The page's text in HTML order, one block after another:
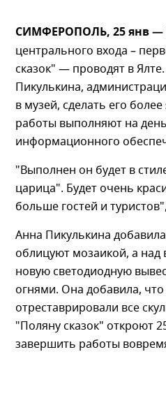
СИМФЕРОПОЛЬ, 25 янв —
центрального входа –
сказок" — проводят в
Пикулькина,
в музей, сделать его
работы выполняют на
информационного
"Выполнен он будет в
царица". Будет очень
больше гостей и
Анна Пикулькина
облицуют мозаикой, а
новую светодиодную
огнями. Она добавила,
отреставрировали все
"Поляну сказок" откроют
завершить работы